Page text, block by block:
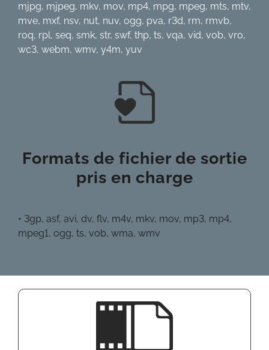
mjpg, mjpeg, mkv, mov, mp4, mpg, mpeg, mts, mtv,
mve, mxf, nsv, nut, nuv, ogg, pva, r3d, rm, rmvb,
roq, rpl, seq, smk, str, swf, thp, ts, vqa, vid, vob, vro,
wc3, webm, wmv, y4m, yuv
Formats de fichier de sortie
pris en charge
• 3gp, asf, avi, dv, flv, m4v, mkv, mov, mp3, mp4,
mpeg1, ogg, ts, vob, wma, wmv